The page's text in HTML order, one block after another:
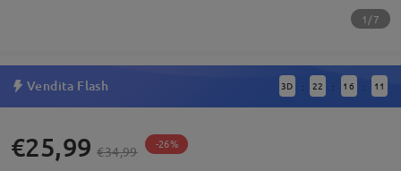
1/7
Vendita Flash 3D : 22 : 16 : 10
€25,99 €34,99 -26%